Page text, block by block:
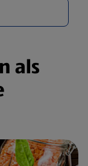
als